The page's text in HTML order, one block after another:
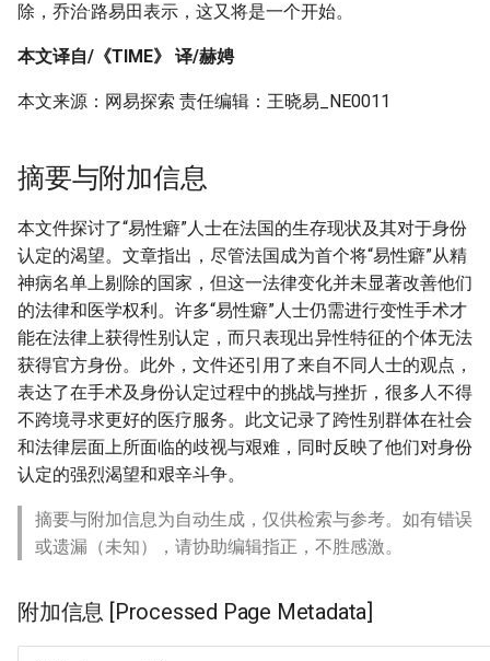
除，乔治·路易田表示，这又将是一个开始。
本文译自/《TIME》 译/赫娉
本文来源：网易探索 责任编辑：王晓易_NE0011
摘要与附加信息
本文件探讨了“易性癖”人士在法国的生存现状及其对于身份
认定的渴望。文章指出，尽管法国成为首个将“易性癖”从精
神病名单上剔除的国家，但这一法律变化并未显著改善他们
的法律和医学权利。许多“易性癖”人士仍需进行变性手术才
能在法律上获得性别认定，而只表现出异性特征的个体无法
获得官方身份。此外，文件还引用了来自不同人士的观点，
表达了在手术及身份认定过程中的挑战与挫折，很多人不得
不跨境寻求更好的医疗服务。此文记录了跨性别群体在社会
和法律层面上所面临的歧视与艰难，同时反映了他们对身份
认定的强烈渴望和艰辛斗争。
摘要与附加信息为自动生成，仅供检索与参考。如有错误
或遗漏（未知），请协助编辑指正，不胜感激。
附加信息 [Processed Page Metadata]